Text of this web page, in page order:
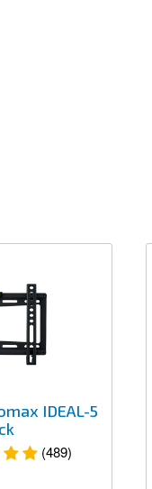
IDEAL-5
(489)